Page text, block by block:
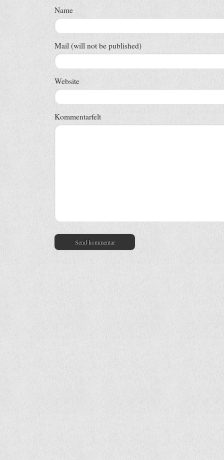
Name
Mail (will not be published)
Website
Kommentarfelt